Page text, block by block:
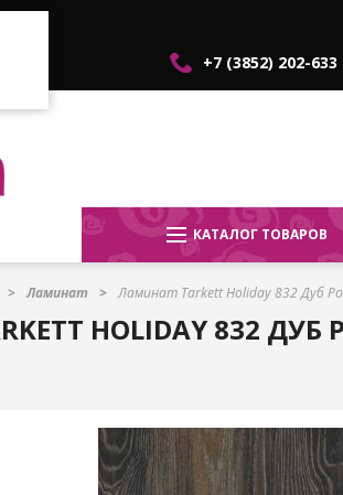
+7 (3852) 202-633
КАТАЛОГ ТОВАРОВ
Ламинат Ламинат Tarkett Holiday 832 Дуб
HOLIDAY 832